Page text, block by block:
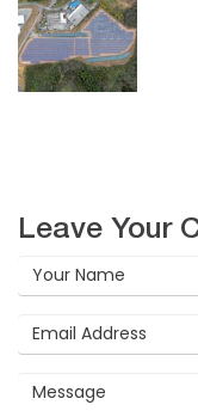
Leave Your